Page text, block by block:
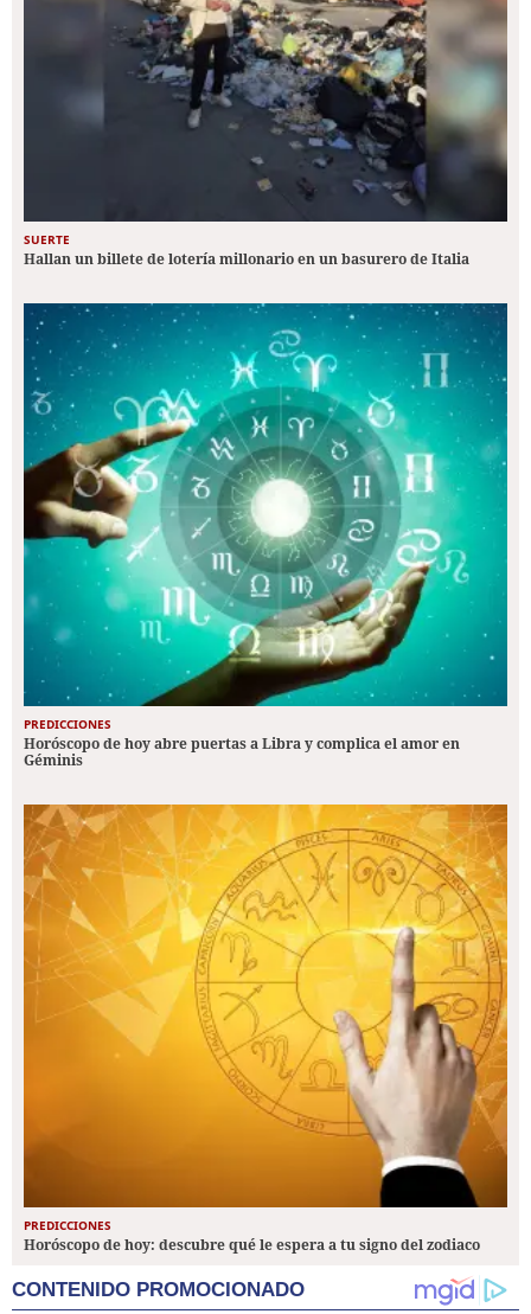
SUERTE
Hallan un billete de lotería millonario en un basurero de Italia
PREDICCIONES
Horóscopo de hoy abre puertas a Libra y complica el amor en
Géminis
PREDICCIONES
Horóscopo de hoy: descubre qué le espera a tu signo del zodiaco
CONTENIDO PROMOCIONADO